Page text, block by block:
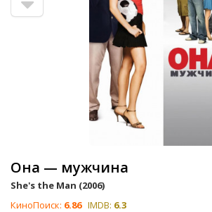
Она — мужчина
She's the Man (2006)
КиноПоиск: 6.86 IMDB: 6.3